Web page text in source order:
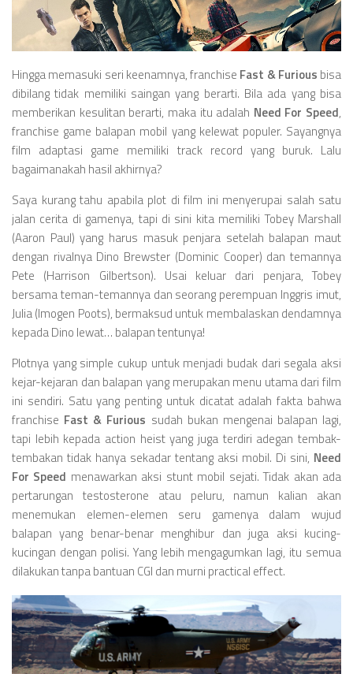
Television
Hingga memasuki seri keenamnya, franchise Fast & Furious bisa
dibilang tidak memiliki saingan yang berarti. Bila ada yang bisa
memberikan kesulitan berarti, maka itu adalah Need For Speed,
franchise game balapan mobil yang kelewat populer. Sayangnya
film adaptasi game memiliki track record yang buruk. Lalu
bagaimanakah hasil akhirnya?
Saya kurang tahu apabila plot di film ini menyerupai salah satu
jalan cerita di gamenya, tapi di sini kita memiliki Tobey Marshall
(Aaron Paul) yang harus masuk penjara setelah balapan maut
dengan rivalnya Dino Brewster (Dominic Cooper) dan temannya
Pete (Harrison Gilbertson). Usai keluar dari penjara, Tobey
bersama teman-temannya dan seorang perempuan Inggris imut,
Julia (Imogen Poots), bermaksud untuk membalaskan dendamnya
kepada Dino lewat… balapan tentunya!
Plotnya yang simple cukup untuk menjadi budak dari segala aksi
kejar-kejaran dan balapan yang merupakan menu utama dari film
ini sendiri. Satu yang penting untuk dicatat adalah fakta bahwa
franchise Fast & Furious sudah bukan mengenai balapan lagi,
tapi lebih kepada action heist yang juga terdiri adegan tembak-
tembakan tidak hanya sekadar tentang aksi mobil. Di sini, Need
For Speed menawarkan aksi stunt mobil sejati. Tidak akan ada
pertarungan testosterone atau peluru, namun kalian akan
menemukan elemen-elemen seru gamenya dalam wujud
balapan yang benar-benar menghibur dan juga aksi kucing-
kucingan dengan polisi. Yang lebih mengagumkan lagi, itu semua
dilakukan tanpa bantuan CGI dan murni practical effect.